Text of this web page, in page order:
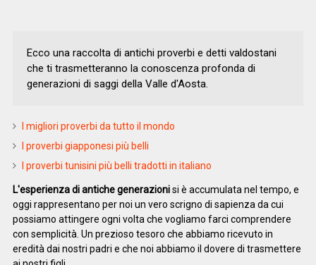
Ecco una raccolta di antichi proverbi e detti valdostani
che ti trasmetteranno la conoscenza profonda di
generazioni di saggi della Valle d'Aosta.
I migliori proverbi da tutto il mondo
I proverbi giapponesi più belli
I proverbi tunisini più belli tradotti in italiano
L'esperienza di antiche generazionisi è accumulata nel tempo, e
oggi rappresentano per noi un vero scrigno di sapienza da cui
possiamo attingere ogni volta che vogliamo farci comprendere
con semplicità. Un prezioso tesoro che abbiamo ricevuto in
eredità dai nostri padri e che noi abbiamo il dovere di trasmettere